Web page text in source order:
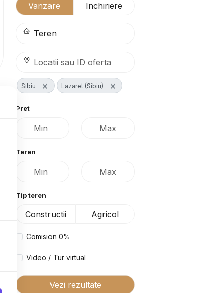
Vanzare Inchiriere
Sibiu × Lazaret (Sibiu) ×
Pret
Teren
Tip teren
Constructii Agricol
Comision 0%
Video / Tur virtual
Vezi rezultate